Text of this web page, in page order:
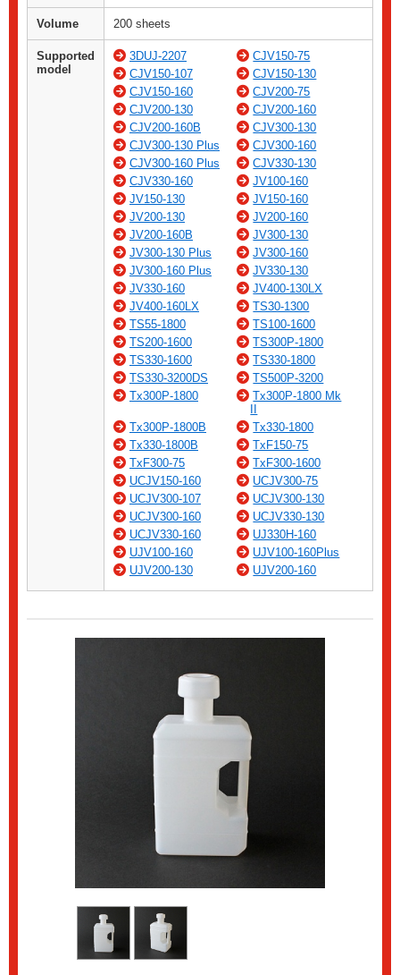
Volume 200 sheets
Supported
model
3DUJ-2207
CJV150-75
CJV150-107
CJV150-130
CJV150-160
CJV200-75
CJV200-130
CJV200-160
CJV200-160B
CJV300-130
CJV300-130 Plus
CJV300-160
CJV300-160 Plus
CJV330-130
CJV330-160
JV100-160
JV150-130
JV150-160
JV200-130
JV200-160
JV200-160B
JV300-130
JV300-130 Plus
JV300-160
JV300-160 Plus
JV330-130
JV330-160
JV400-130LX
JV400-160LX
TS30-1300
TS55-1800
TS100-1600
TS200-1600
TS300P-1800
TS330-1600
TS330-1800
TS330-3200DS
TS500P-3200
Tx300P-1800
Tx300P-1800 Mk
Tx300P-1800B
Tx330-1800
Tx330-1800B
TxF150-75
TxF300-75
TxF300-1600
UCJV150-160
UCJV300-75
UCJV300-107
UCJV300-130
UCJV300-160
UCJV330-130
UCJV330-160
UJ330H-160
UJV100-160
UJV100-160Plus
UJV200-130
UJV200-160